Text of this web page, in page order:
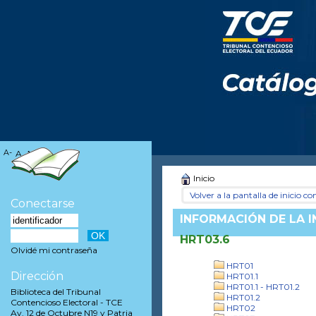
Inicio
Volver a la pantalla de inicio
INFORMACIÓN DE LA
HRT03.6
HRT01
HRT01.1
HRT01.1 - HRT01.2
HRT01.2
HRT02
A- A A+
Conectarse
Olvidé mi contraseña
Dirección
Biblioteca del Tribunal
Contencioso Electoral - TCE
Av. 12 de Octubre N19 y Patria